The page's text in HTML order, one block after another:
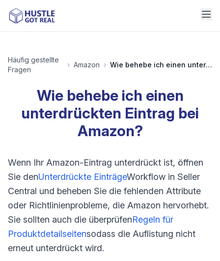
Häufig gestellte
Fragen
› Amazon › Wie behebe ich einen unterdrückten Eintrag bei Amazon?
Wie behebe ich einen
unterdrückten Eintrag bei
Amazon?
Wenn Ihr Amazon-Eintrag unterdrückt ist, öffnen
Sie denUnterdrückte EinträgeWorkflow in Seller
Central und beheben Sie die fehlenden Attribute
oder Richtlinienprobleme, die Amazon hervorhebt.
Sie sollten auch die überprüfenRegeln für
Produktdetailseitensodass die Auflistung nicht
erneut unterdrückt wird.